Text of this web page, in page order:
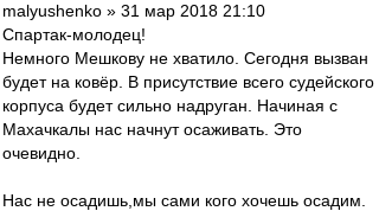
malyushenko » 31 мар 2018 21:10
Спартак-молодец!
Немного Мешкову не хватило. Сегодня вызван
будет на ковёр. В присутствие всего судейского
корпуса будет сильно надруган. Начиная с
Махачкалы нас начнут осаживать. Это
очевидно.
Нас не осадишь,мы сами кого хочешь осадим.